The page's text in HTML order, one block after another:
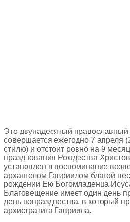
Это двунадесятый православный
совершается ежегодно 7 апреля
стилю) и отстоит ровно на 9
празднования Рождества
установлен в воспоминание
архангелом Гавриилом благой
рождении Ею Богомладенца
Благовещение имеет один день
день попразднества, в который
архистратига Гавриила.